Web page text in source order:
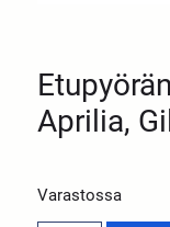
Aprilia,
Varastossa